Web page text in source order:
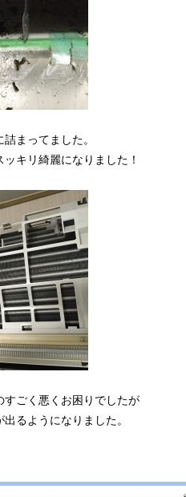
まってました。
キリ綺麗になりました！
ごく悪くお困りでしたが
るようになりました。